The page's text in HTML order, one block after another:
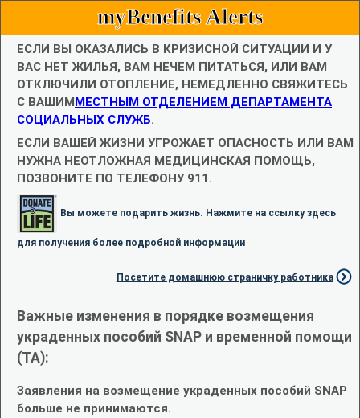
myBenefits Alerts
ЕСЛИ ВЫ ОКАЗАЛИСЬ В КРИЗИСНОЙ СИТУАЦИИ И У
ВАС НЕТ ЖИЛЬЯ, ВАМ НЕЧЕМ ПИТАТЬСЯ, ИЛИ ВАМ
ОТКЛЮЧИЛИ ОТОПЛЕНИЕ, НЕМЕДЛЕННО СВЯЖИТЕСЬ
С ВАШИММЕСТНЫМ ОТДЕЛЕНИЕМ ДЕПАРТАМЕНТА
СОЦИАЛЬНЫХ СЛУЖБ.
ЕСЛИ ВАШЕЙ ЖИЗНИ УГРОЖАЕТ ОПАСНОСТЬ ИЛИ ВАМ
НУЖНА НЕОТЛОЖНАЯ МЕДИЦИНСКАЯ ПОМОЩЬ,
ПОЗВОНИТЕ ПО ТЕЛЕФОНУ 911.
Вы можете подарить жизнь. Нажмите на ссылку здесь
для получения более подробной информации
Посетите домашнюю страничку работника
Важные изменения в порядке возмещения
украденных пособий SNAP и временной помощи
(TA):
Заявления на возмещение украденных пособий SNAP
больше не принимаются.